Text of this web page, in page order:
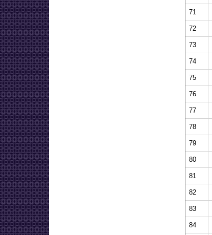
71
72
73
74
75
76
77
78
79
80
81
82
83
84